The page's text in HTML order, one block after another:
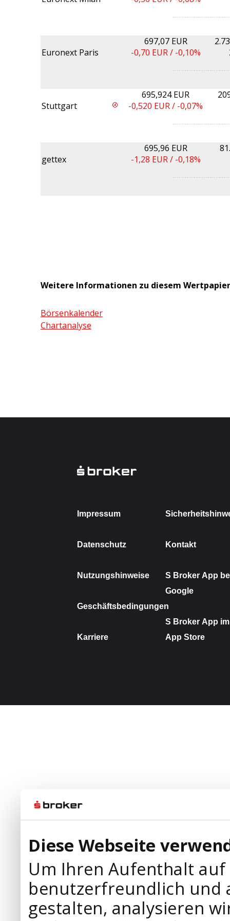
Diese Webseite
Um Ihren Aufenthalt
benutzerfreundlich und
gestalten, analysieren
Euronext Paris
697,07 EUR
-0,70 EUR / -0,10%
Stuttgart
695,924 EUR
-0,520 EUR / -0,07%
gettex
695,96 EUR
-1,28 EUR / -0,18%
Weitere Informationen zu diesem Wertpapier
Börsenkalender
Chartanalyse